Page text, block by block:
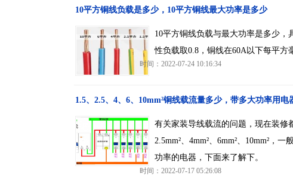
10平方铜线负载是多少，10平方铜线最大功率是多少
10平方铜线负载与最大功率是多少，
性负载取0.8，铜线在60A以下每平方
时间：2022-07-24 10:16:34
1.5、2.5、4、6、10mm²铜线载流量多少，带多大功率用电
有关家装导线载流的问题，现在装修
2.5mm²、4mm²、6mm²、10mm²，
功率的电器，下面来了解下。
时间：2022-07-17 05:26:08